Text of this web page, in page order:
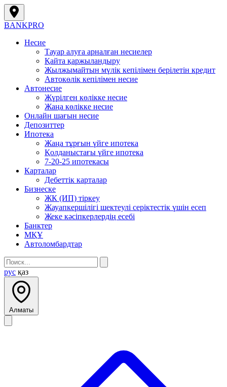
BANKPRO
Несие
Тауар алуға арналған несиелер
Қайта қаржыландыру
Жылжымайтын мүлік кепілімен берілетін кредит
Автокөлік кепілімен несие
Автонесие
Жүрілген көлікке несие
Жаңа көлікке несие
Онлайн шағын несие
Депозиттер
Ипотека
Жаңа тұрғын үйге ипотека
Қолданыстағы үйге ипотека
7-20-25 ипотекасы
Карталар
Дебеттік карталар
Бизнеске
ЖК (ИП) тіркеу
Жауапкершілігі шектеулі серіктестік үшін есеп
Жеке кәсіпкерлердің есебі
Банктер
МҚҰ
Автоломбардтар
рус қаз
Алматы